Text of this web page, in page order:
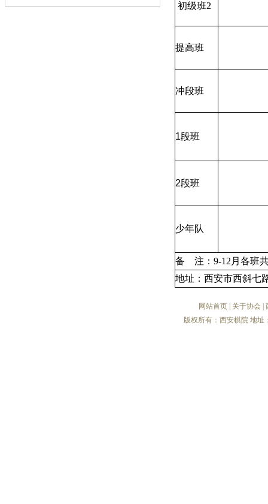
初级班2
提高班
冲段班
1段班
2段班
少年队
备
注：9-12月各班
地址：西安市西斜七
网站首页 关于协会
版权所有：西安棋院 地址